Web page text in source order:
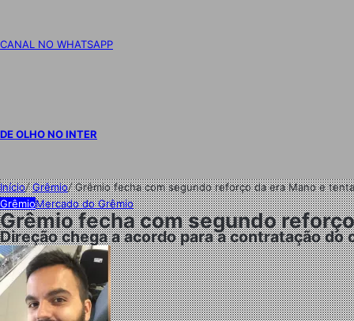
CANAL NO WHATSAPP
DE OLHO NO INTER
Início/Grêmio/Grêmio fecha com segundo reforço da era Mano e
GrêmioMercado do Grêmio
Grêmio fecha com segundo
Direção chega a acordo para a contratação